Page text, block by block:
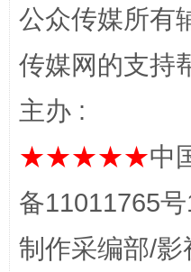
公众传媒所有
传媒网的支持
主办 :
★★★★★中
备11011765
制作采编部/